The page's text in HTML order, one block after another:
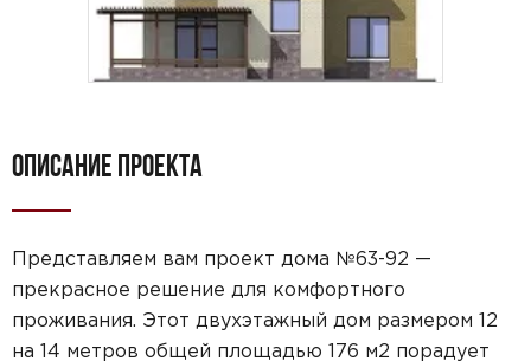
ОПИСАНИЕ ПРОЕКТА
Представляем вам проект дома №63-92 —
прекрасное решение для комфортного
проживания. Этот двухэтажный дом размером 12
на 14 метров общей площадью 176 м2 порадует